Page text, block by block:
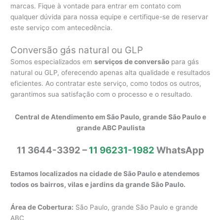
marcas. Fique à vontade para entrar em contato com
qualquer dúvida para nossa equipe e certifique-se de reservar
este serviço com antecedência.
Conversão gás natural ou GLP
Somos especializados emserviços de conversão para gás
natural ou GLP, oferecendo apenas alta qualidade e resultados
eficientes. Ao contratar este serviço, como todos os outros,
garantimos sua satisfação com o processo e o resultado.
Central de Atendimento em São Paulo, grande São Paulo e
grande ABC Paulista
11 3644-3392 –11 96231-1982 WhatsApp
Estamos localizados na cidade de São Paulo e atendemos
todos os bairros, vilas e jardins da grande São Paulo.
Área de Cobertura: São Paulo, grande São Paulo e grande
ABC